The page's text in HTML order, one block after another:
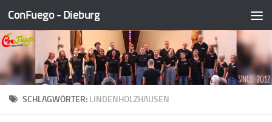
Zum Inhalt springen
ConFuego - Dieburg
SCHLAGWÖRTER: LINDENHOLZHAUSEN